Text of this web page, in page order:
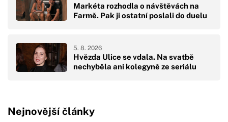
Markéta rozhodla o návštěvách na
Farmě. Pak ji ostatní poslali do duelu
Hvězda Ulice se vdala. Na svatbě
nechyběla ani kolegyně ze seriálu
5. 8. 2026
Nejnovější články